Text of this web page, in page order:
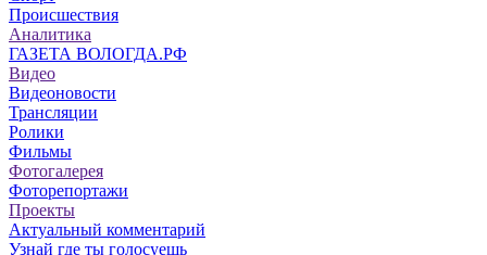
Происшествия
Аналитика
ГАЗЕТА ВОЛОГДА.РФ
Видео
Видеоновости
Трансляции
Ролики
Фильмы
Фотогалерея
Фоторепортажи
Проекты
Актуальный комментарий
Узнай где ты голосуешь